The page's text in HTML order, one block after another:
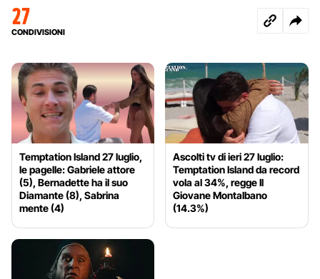
27
CONDIVISIONI
Temptation Island 27 luglio,
le pagelle: Gabriele attore
(5), Bernadette ha il suo
Diamante (8), Sabrina
mente (4)
Ascolti tv di ieri 27 luglio:
Temptation Island da record
vola al 34%, regge Il
Giovane Montalbano
(14.3%)